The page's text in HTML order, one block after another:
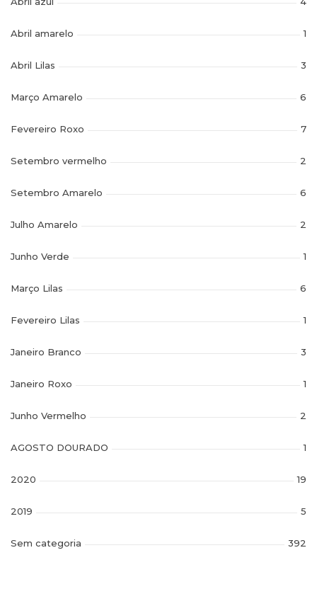
Abril amarelo 1
Abril Lilas 3
Março Amarelo 6
Fevereiro Roxo 7
Setembro vermelho 2
Setembro Amarelo 6
Julho Amarelo 2
Junho Verde 1
Março Lilas 6
Fevereiro Lilas 1
Janeiro Branco 3
Janeiro Roxo 1
Junho Vermelho 2
AGOSTO DOURADO 1
2020 19
2019 5
Sem categoria 392